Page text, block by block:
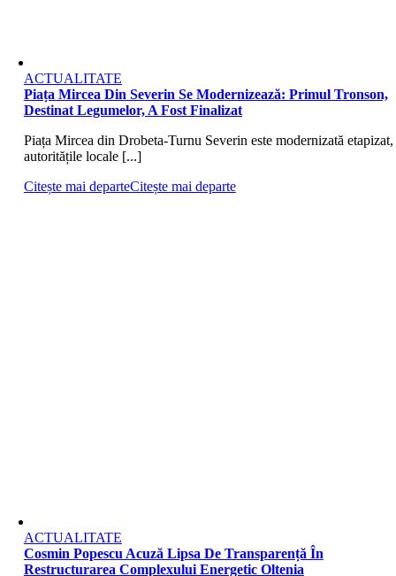
ACTUALITATE
Piața Mircea Din Severin Se Modernizează: Primul Tronson,
Destinat Legumelor, A Fost Finalizat
Piața Mircea din Drobeta-Turnu Severin este modernizată etapizat,
autoritățile locale [...]
Citește mai departeCitește mai departe
ACTUALITATE
Cosmin Popescu Acuză Lipsa De Transparență În
Restructurarea Complexului Energetic Oltenia